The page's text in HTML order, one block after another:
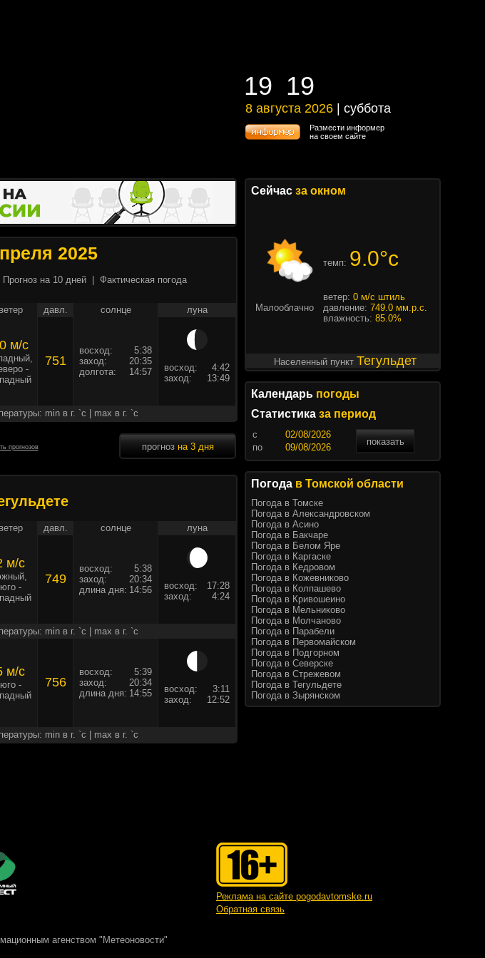
19 19
19 19
8 августа 2026 | суббота
8 августа 2026 | суббота
Размести информер
на своем сайте
2025
Прогноз на 10 дней Фактическая погода
ветер давл. солнце луна
м/c
-
751
восход:
5:38
заход:
20:35
долгота:
14:57 восход:
4:42
заход:
13:49
min в г. `c | max в г. `c
прогнозов прогноз на 3 дня
ветер давл. солнце луна
м/c
юго -
749
восход:
5:38
заход:
20:34
длина дня: 14:56 восход:
17:28
заход:
4:24
min в г. `c | max в г. `c
м/c
юго -
756
восход:
5:39
заход:
20:34
длина дня: 14:55 восход:
3:11
заход:
12:52
min в г. `c | max в г. `c
Сейчас за окном
темп: 9.0°c
Малооблачно
ветер: 0 м/с штиль
давление: 749.0 мм.р.с.
влажность: 85.0%
Населенный пункт Тегульдет
Календарь погоды
Статистика за период
c
показать
по
Погода в Томской области
Погода в Томске
Погода в Александровском
Погода в Асино
Погода в Бакчаре
Погода в Белом Яре
Погода в Каргаске
Погода в Кедровом
Погода в Кожевниково
Погода в Колпашево
Погода в Кривошеино
Погода в Мельниково
Погода в Молчаново
Погода в Парабели
Погода в Первомайском
Погода в Подгорном
Погода в Северске
Погода в Стрежевом
Погода в Тегульдете
Погода в Зырянском
Реклама на сайте pogodavtomske.ru
Обратная связь
агенством "Метеоновости"